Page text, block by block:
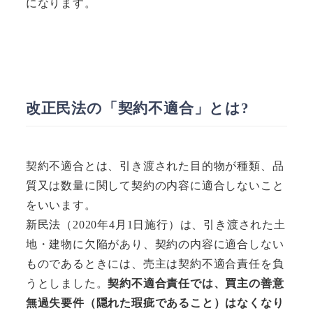
になります。
改正民法の「契約不適合」とは?
契約不適合とは、引き渡された目的物が種類、品
質又は数量に関して契約の内容に適合しないこと
をいいます。
新民法（2020年4月1日施行）は、引き渡された土
地・建物に欠陥があり、契約の内容に適合しない
ものであるときには、売主は契約不適合責任を負
うとしました。契約不適合責任では、買主の善意
無過失要件（隠れた瑕疵であること）はなくなり